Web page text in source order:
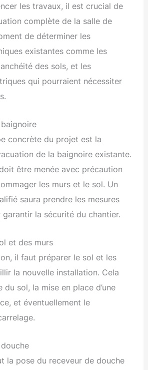
les travaux, il est crucial de
complète de la salle de
de déterminer les
existantes comme les
des sols, et les
qui pourraient nécessiter
concrète du projet est la
de la baignoire existante.
être menée avec précaution
les murs et le sol. Un
saura prendre les mesures
garantir la sécurité du chantier.
et des murs
il faut préparer le sol et les
la nouvelle installation. Cela
sol, la mise en place d’une
et éventuellement le
la pose du receveur de douche